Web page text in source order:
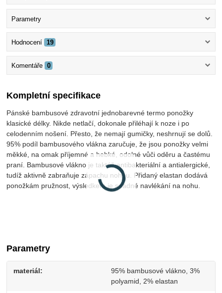
Parametry
Hodnocení 19
Komentáře 0
Kompletní specifikace
Pánské bambusové zdravotní jednobarevné termo ponožky
klasické délky. Nikde netlačí, dokonale přiléhají k noze i po
celodenním nošení. Přesto, že nemají gumičky, neshrnují se dolů.
95% podíl bambusového vlákna zaručuje, že jsou ponožky velmi
měkké, na omak příjemné a hebké, odolné vůči oděru a častému
praní. Bambusové vlákno je taktéž antibakteriální a antialergické,
tudíž aktivně zabraňuje zápachu nohou. Přidaný elastan dodává
ponožkám pružnost, výsledkem je snadné navlékání na nohu.
Parametry
materiál
95% bambusové vlákno, 3%
polyamid, 2% elastan